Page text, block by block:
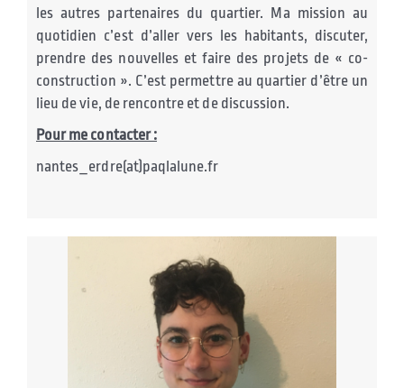
les autres partenaires du quartier. Ma mission au
quotidien c’est d’aller vers les habitants, discuter,
prendre des nouvelles et faire des projets de « co-
construction ». C’est permettre au quartier d’être un
lieu de vie, de rencontre et de discussion.
Pour me contacter :
nantes_erdre(at)paqlalune.fr